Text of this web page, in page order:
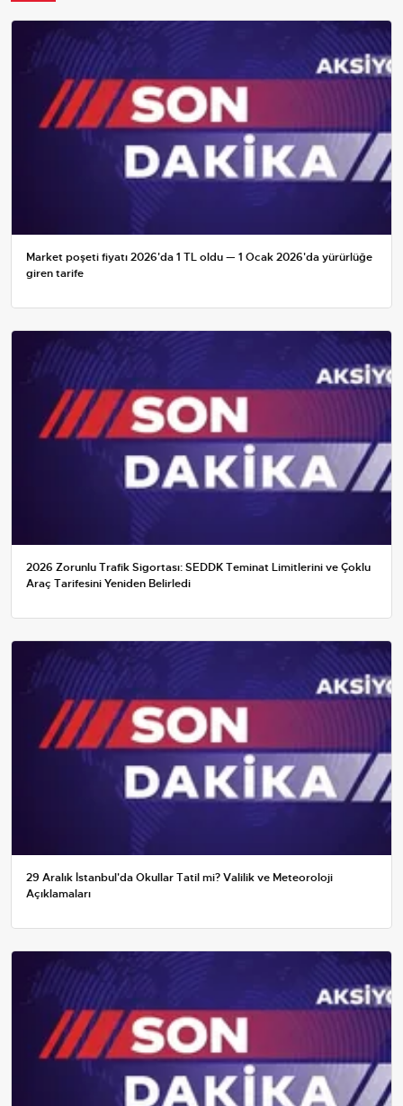
Market poşeti fiyatı 2026'da 1 TL oldu — 1 Ocak 2026'da yürürlüğe
giren tarife
2026 Zorunlu Trafik Sigortası: SEDDK Teminat Limitlerini ve Çoklu
Araç Tarifesini Yeniden Belirledi
29 Aralık İstanbul'da Okullar Tatil mi? Valilik ve Meteoroloji
Açıklamaları